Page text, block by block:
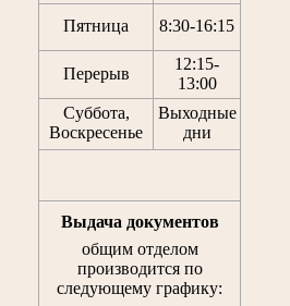
Пятница 8:30-16:15
Перерыв
12:15-
13:00
Суббота,
Воскресенье
Выходные
дни
Выдача документов
общим отделом
производится по
следующему графику: